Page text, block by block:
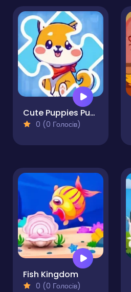
Cute Puppies Puzzle
0 (0 Голосів)
Fish Kingdom
0 (0 Голосів)